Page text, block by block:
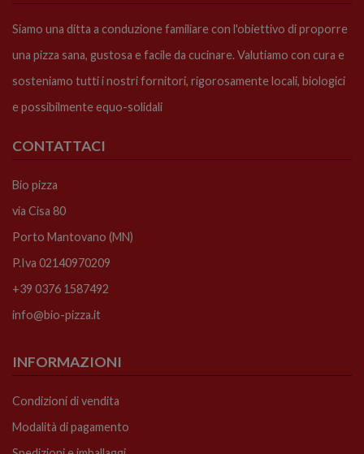
Siamo una ditta a conduzione familiare con l'obiettivo di proporre
una pizza sana, gustosa e facile da cucinare. Valutiamo con cura e
sosteniamo tutti i nostri fornitori, rigorosamente locali, biologici
e possibilmente equo-solidali
CONTATTACI
Bio pizza
via Cisa 80
Porto Mantovano (MN)
P.Iva 02140970209
+39 0376 1587492
info@bio-pizza.it
INFORMAZIONI
Condizioni di vendita
Modalità di pagamento